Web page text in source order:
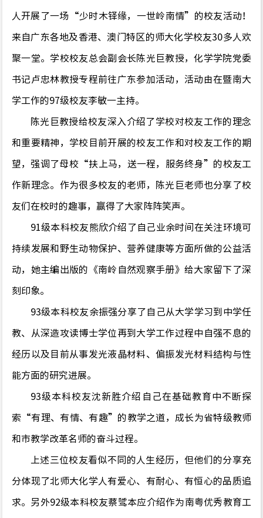
人开展了一场 “少时木铎缘，一世岭南情” 的校友活动！
来自广东各地及香港、澳门特区的师大化学校友30多人欢
聚一堂。学校校友总会副会长陈光巨教授，化学学院党委
书记卢忠林教授专程前往广东参加活动，活动由在暨南大
学工作的97级校友李敏一主持。
陈光巨教授给校友深入介绍了学校对校友工作的理念
和重要精神，学校目前开展的校友工作和对校友工作的期
望，强调了母校“扶上马， 送一程，服务终身” 的校友工
作新理念。作为很多校友的老师，陈光巨老师也分享 了校
友们在校时的趣事，赢得了大家阵阵笑声。
91 级本科校友熊欣介绍了自己业余时间在关注环境可
持续发展和野生动物保护、营养健康等方面所做的公益活
动，她主编出版的《南岭自然观察手册》给大家留下 了深
刻印象。
93级本科校友余振强分享了自己从大学学习到中学任
教、从深造攻读博士学位再到大学工作过程中自强不息的
经历以及目前从事发光液晶材料、偏振发光材料结构与性
能方面的研究进展。
93级本科校友沈新胜介绍自己在基础教育中不断探
索 “有理、有情、有趣” 的教学之道，成长为省特级教师
和市教学改革名师的奋斗过程。
上述三位校友看似不同的人生经历，但他们的分享充
分体现了北师大化学人有爱心、有耐心、有恒心的品质追
求。 另外92级本科校友蔡骘本应介绍作为南粤优秀教育工